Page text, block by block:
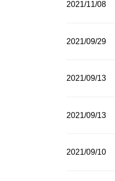
2021/11/08
2021/09/29
2021/09/13
2021/09/13
2021/09/10